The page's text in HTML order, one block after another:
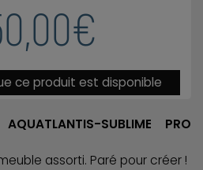
ce produit est disponible
SUBLIME PRO
assorti. Paré pour créer !